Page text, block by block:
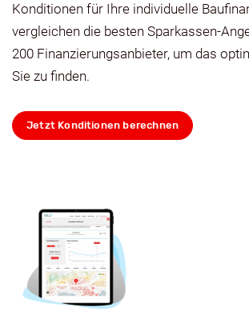
Konditionen für Ihre individuelle
vergleichen die besten Sparkassen-
200 Finanzierungsanbieter, um das
Sie zu finden.
Jetzt Konditionen berechnen